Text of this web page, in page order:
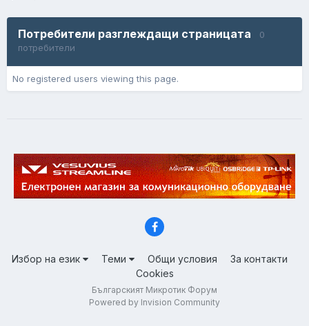
Потребители разглеждащи страницата
0
потребители
No registered users viewing this page.
Избор на език Теми Общи условия
За контакти
Cookies
Българският Микротик Форум
Powered by Invision Community